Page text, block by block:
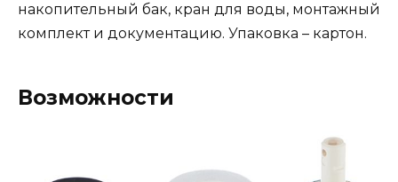
накопительный бак, кран для воды, монтажный
комплект и документацию. Упаковка – картон.
Возможности